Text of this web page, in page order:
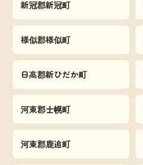
新冠郡新冠町
様似郡様似町
日高郡新ひだか町
河東郡士幌町
河東郡鹿追町